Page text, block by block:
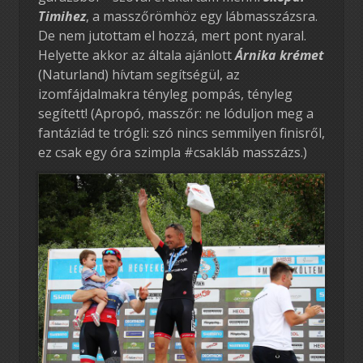
Timihez, a masszőrömhöz egy lábmasszázsra.
De nem jutottam el hozzá, mert pont nyaral.
Helyette akkor az általa ajánlottÁrnika krémet
(Naturland) hívtam segítségül, az
izomfájdalmakra tényleg pompás, tényleg
segített! (Apropó, masszőr: ne lóduljon meg a
fantáziád te trógli: szó nincs semmilyen finisről,
ez csak egy óra szimpla #csakláb masszázs.)